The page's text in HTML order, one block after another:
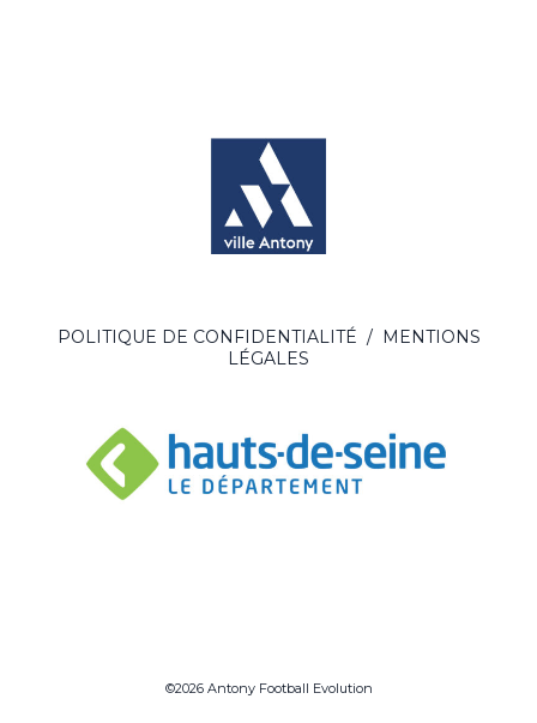
POLITIQUE DE CONFIDENTIALITÉ / MENTIONS
LÉGALES
©2026 Antony Football Evolution